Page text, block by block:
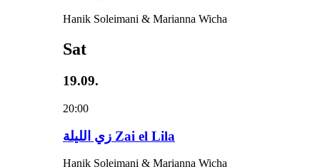
Hanik Soleimani & Marianna Wicha
Sat
19.09.
20:00
زي‌ اللیلة Zai el Lila
Hanik Soleimani & Marianna Wicha